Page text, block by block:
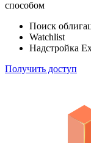
Отслеживайте
способом
Поиск
Надстройка
Получить доступ